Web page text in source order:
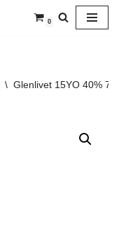
0
\ Glenlivet 15YO 40%